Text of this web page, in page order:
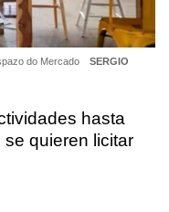
do Mercado
SERGIO
hasta
quieren licitar